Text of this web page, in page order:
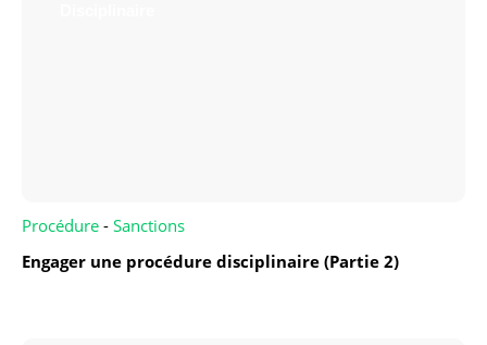
Procédure - Sanctions
Engager une procédure disciplinaire (Partie 2)